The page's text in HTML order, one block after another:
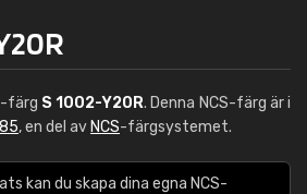
färg S 1002-Y20R. Denna NCS-färg är i
, en del av NCS-färgsystemet.
kan du skapa dina egna NCS-